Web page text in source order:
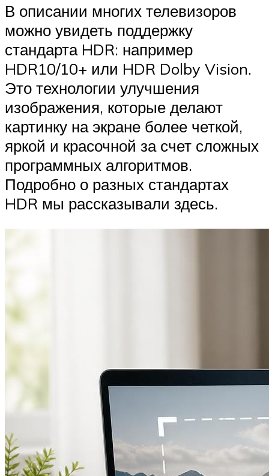
В описании многих телевизоров
можно увидеть поддержку
стандарта HDR: например
HDR10/10+ или HDR Dolby Vision.
Это технологии улучшения
изображения, которые делают
картинку на экране более четкой,
яркой и красочной за счет сложных
программных алгоритмов.
Подробно о разных стандартах
HDR мы рассказывали здесь.